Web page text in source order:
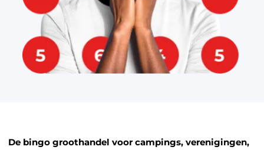
De bingo groothandel voor campings, verenigingen,